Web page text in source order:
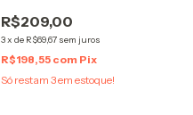
R$209,00
3x de R$69,67 sem juros
R$198,55 com Pix
Só restam 3em estoque!